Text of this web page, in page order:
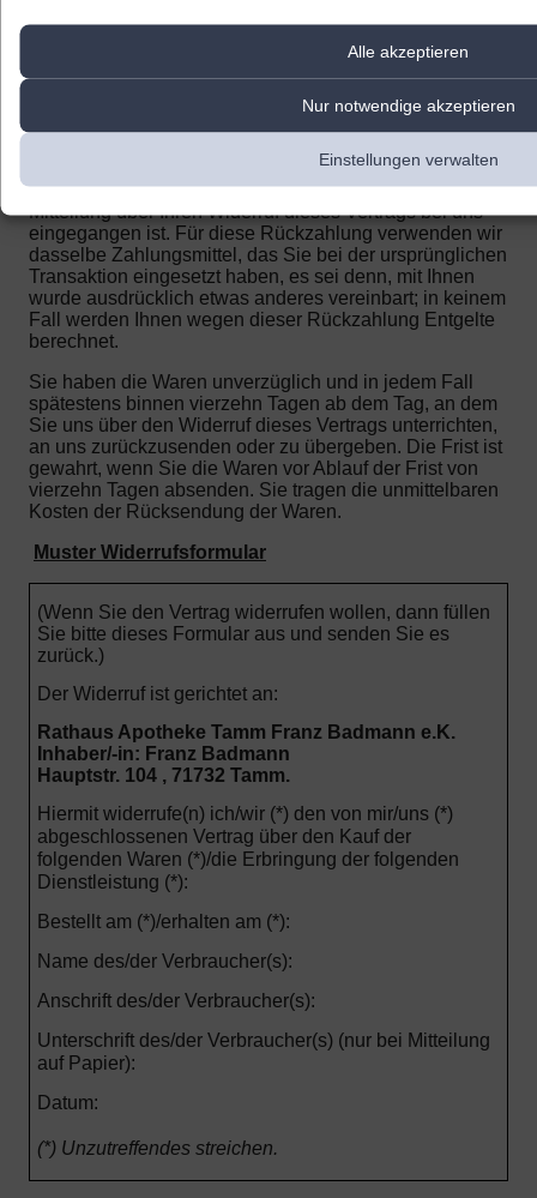
Alle akzeptieren
Nur notwendige akzeptieren
Einstellungen verwalten
alle Zahlungen, die wir von Ihnen erhalten haben,
einschließlich der Lieferkosten (mit Ausnahme der
zusätzlichen Kosten, die sich daraus ergeben, dass Sie
haben), unverzüglich und spätestens binnen vierzehn
Tagen ab dem Tag zurückzuzahlen, an dem die
Mitteilung über Ihren Widerruf dieses Vertrags bei uns
eingegangen ist. Für diese Rückzahlung verwenden wir
dasselbe Zahlungsmittel, das Sie bei der ursprünglichen
Transaktion eingesetzt haben, es sei denn, mit Ihnen
wurde ausdrücklich etwas anderes vereinbart; in keinem
Fall werden Ihnen wegen dieser Rückzahlung Entgelte
berechnet.
Sie haben die Waren unverzüglich und in jedem Fall
spätestens binnen vierzehn Tagen ab dem Tag, an dem
Sie uns über den Widerruf dieses Vertrags unterrichten,
an uns zurückzusenden oder zu übergeben. Die Frist ist
gewahrt, wenn Sie die Waren vor Ablauf der Frist von
vierzehn Tagen absenden. Sie tragen die unmittelbaren
Kosten der Rücksendung der Waren.
Muster Widerrufsformular
(Wenn Sie den Vertrag widerrufen wollen, dann füllen
Sie bitte dieses Formular aus und senden Sie es
zurück.)
Der Widerruf ist gerichtet an:
Rathaus Apotheke Tamm Franz Badmann e.K.
Inhaber/-in: Franz Badmann
Hauptstr. 104 , 71732 Tamm.
Hiermit widerrufe(n) ich/wir (*) den von mir/uns (*)
abgeschlossenen Vertrag über den Kauf der
folgenden Waren (*)/die Erbringung der folgenden
Dienstleistung (*):
Bestellt am (*)/erhalten am (*):
Name des/der Verbraucher(s):
Anschrift des/der Verbraucher(s):
Unterschrift des/der Verbraucher(s) (nur bei Mitteilung
auf Papier):
Datum:
(*) Unzutreffendes streichen.